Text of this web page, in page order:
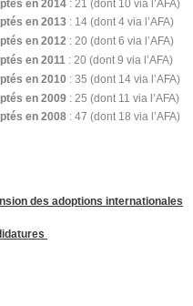
en 2014 : 21 (dont 10 via l’AFA)
en 2013 : 14 (dont 4 via l’AFA)
en 2012 : 20 (dont 6 via l’AFA)
en 2011 : 20 (dont 9 via l’AFA)
en 2010 : 35 (dont 14 via l’AFA)
en 2009 : 25 (dont 11 via l’AFA)
en 2008 : 47 (dont 18 via l’AFA)
des adoptions internationales